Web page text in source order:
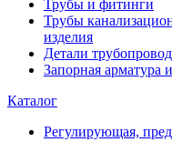
Трубы и фитинги
Трубы
изделия
Детали
Запорная арматура
Каталог
Регулирующая,